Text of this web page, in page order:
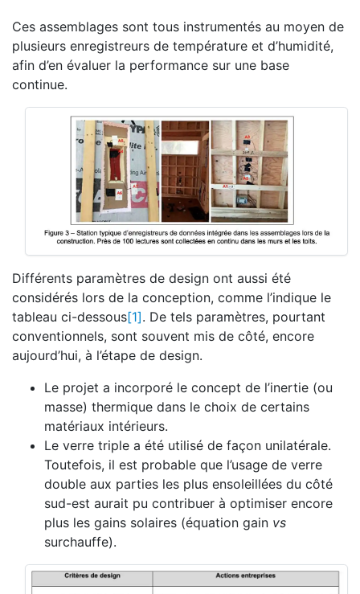
Ces assemblages sont tous instrumentés au moyen de
plusieurs enregistreurs de température et d’humidité,
afin d’en évaluer la performance sur une base
continue.
Différents paramètres de design ont aussi été
considérés lors de la conception, comme l’indique le
tableau ci-dessous[1]. De tels paramètres, pourtant
conventionnels, sont souvent mis de côté, encore
aujourd’hui, à l’étape de design.
Le projet a incorporé le concept de l’inertie (ou
masse) thermique dans le choix de certains
matériaux intérieurs.
Le verre triple a été utilisé de façon unilatérale.
Toutefois, il est probable que l’usage de verre
double aux parties les plus ensoleillées du côté
sud-est aurait pu contribuer à optimiser encore
plus les gains solaires (équation gain vs
surchauffe).